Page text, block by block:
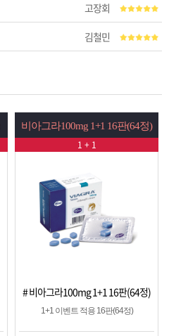
고장회
김철민
비아그라100mg 1+1 16판(64정)
# 비아그라100mg 1+1 16판(64정)
1+1 이벤트 적용 16판(64정)
1 + 1